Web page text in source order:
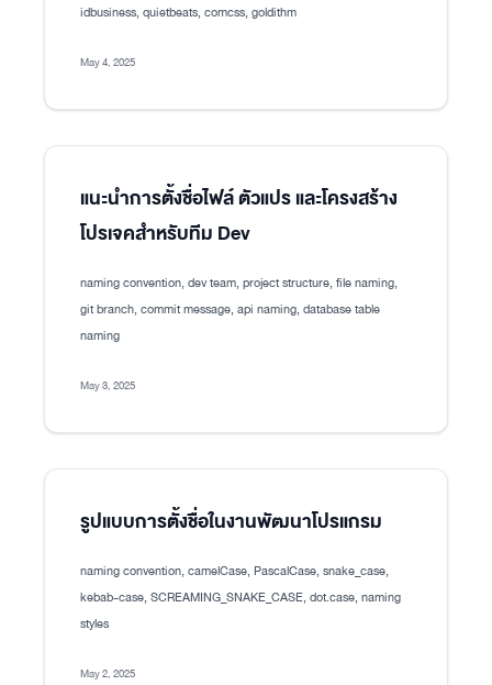
idbusiness, quietbeats, comcss, goldithm
May 4, 2025
แนะนำการตั้งชื่อไฟล์ ตัวแปร และโครงสร้าง
โปรเจคสำหรับทีม Dev
naming convention, dev team, project structure, file naming,
git branch, commit message, api naming, database table
naming
May 3, 2025
รูปแบบการตั้งชื่อในงานพัฒนาโปรแกรม
naming convention, camelCase, PascalCase, snake_case,
kebab-case, SCREAMING_SNAKE_CASE, dot.case, naming
styles
May 2, 2025